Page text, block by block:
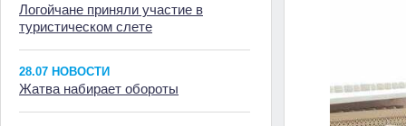
Логойчане приняли участие в
туристическом слете
28.07 НОВОСТИ
Жатва набирает обороты